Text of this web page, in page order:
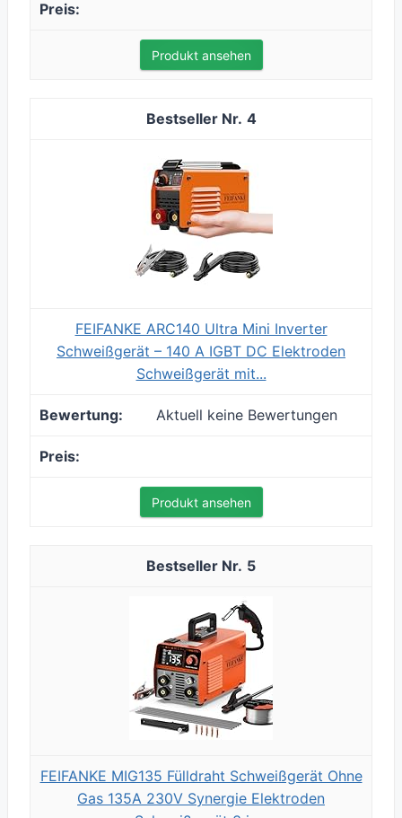
Produkt ansehen
4
FEIFANKE ARC140 Ultra Mini Inverter
Schweißgerät – 140 A IGBT DC Elektroden
Schweißgerät mit...
Aktuell keine Bewertungen
Produkt ansehen
5
FEIFANKE MIG135 Fülldraht Schweißgerät Ohne
Gas 135A 230V Synergie Elektroden